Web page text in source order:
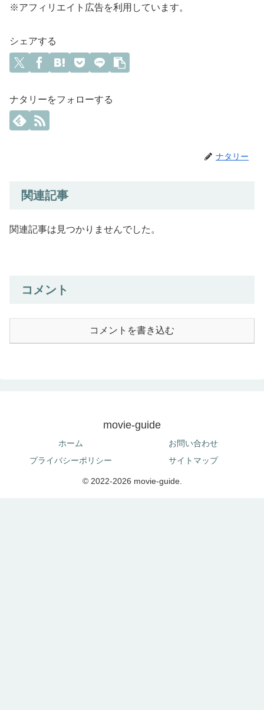
※アフィリエイト広告を利用しています。
シェアする
ナタリーをフォローする
ナタリー
関連記事
関連記事は見つかりませんでした。
コメント
コメントを書き込む
movie-guide
ホーム
お問い合わせ
プライバシーポリシー
サイトマップ
© 2022-2026 movie-guide.